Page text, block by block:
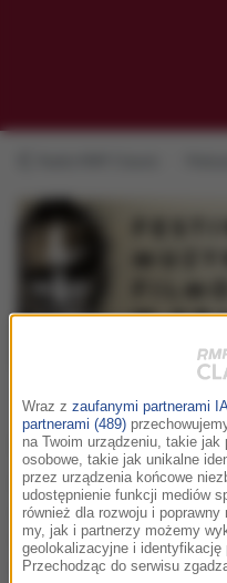
vii. fmf idea festiwalu
007. The Best
Koncert prezentujący
napisane do filmów z
symfonicznych
wykonaniu gwiazd
Wraz z zaufanymi partnerami
partnerami (489)
na Twoim urządzeniu, takie
osobowe, takie jak unikalne
przez urządzenia końcowe
udostępnienie funkcji mediów
również dla rozwoju i
my, jak i partnerzy możemy
geolokalizacyjne i identyfikację
Przechodząc do serwisu